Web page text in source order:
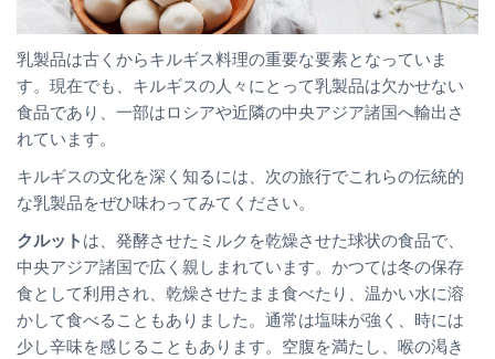
乳製品は古くからキルギス料理の重要な要素となっていま
す。現在でも、キルギスの人々にとって乳製品は欠かせない
食品であり、一部はロシアや近隣の中央アジア諸国へ輸出さ
れています。
キルギスの文化を深く知るには、次の旅行でこれらの伝統的
な乳製品をぜひ味わってみてください。
クルット は、発酵させたミルクを乾燥させた球状の食品で、
中央アジア諸国で広く親しまれています。かつては冬の保存
食として利用され、乾燥させたまま食べたり、温かい水に溶
かして食べることもありました。通常は塩味が強く、時には
少し辛味を感じることもあります。空腹を満たし、喉の渇き